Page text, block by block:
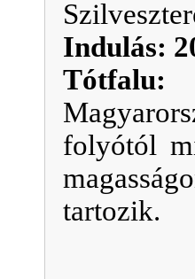
Indulás:
Tótfalu:
folyótól
tartozik.